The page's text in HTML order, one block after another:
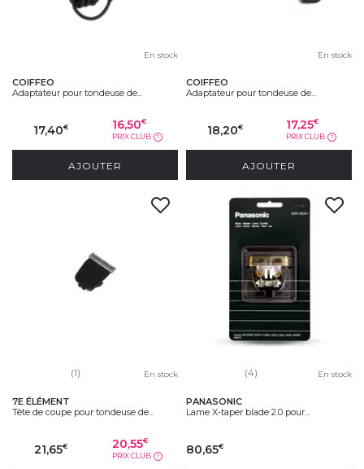
En stock
COIFFEO
Adaptateur pour tondeuse de...
17,40€ 16,50€
PRIX CLUB ?
AJOUTER
En stock
COIFFEO
Adaptateur pour tondeuse de...
18,20€ 17,25€
PRIX CLUB ?
AJOUTER
(1) En stock
7E ÉLÉMENT
Tête de coupe pour tondeuse de...
21,65€ 20,55€
PRIX CLUB ?
(4) En stock
PANASONIC
Lame X-taper blade 2.0 pour...
80,65€